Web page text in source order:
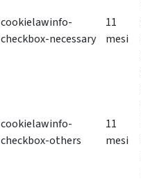
cookielawinfo-
checkbox-necessary
11
mesi
cookielawinfo-
checkbox-others
11
mesi